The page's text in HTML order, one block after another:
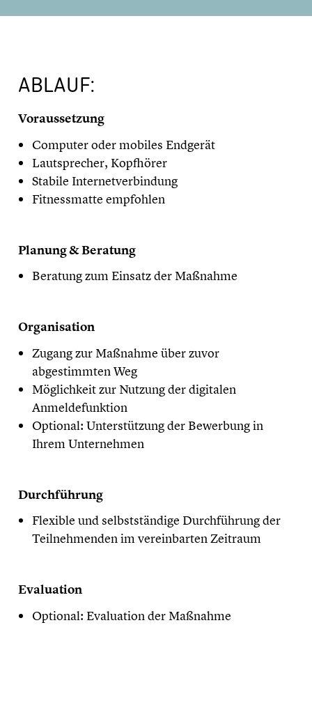
ABLAUF:
Voraussetzung
Computer oder mobiles Endgerät
Lautsprecher, Kopfhörer
Stabile Internetverbindung
Fitnessmatte empfohlen
Planung & Beratung
Beratung zum Einsatz der Maßnahme
Organisation
Zugang zur Maßnahme über zuvor
abgestimmten Weg
Möglichkeit zur Nutzung der digitalen
Anmeldefunktion
Optional: Unterstützung der Bewerbung in
Ihrem Unternehmen
Durchführung
Flexible und selbstständige Durchführung der
Teilnehmenden im vereinbarten Zeitraum
Evaluation
Optional: Evaluation der Maßnahme